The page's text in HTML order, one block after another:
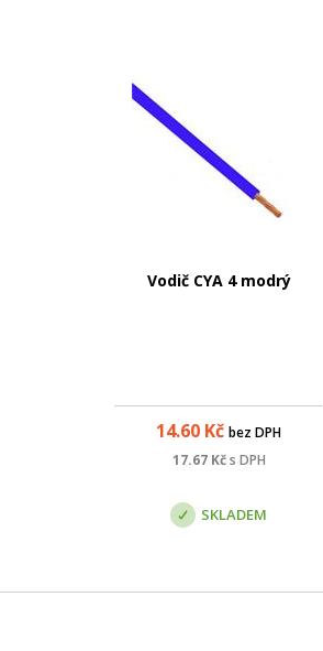
Vodič CYA 4 modrý
14.60 Kč bez DPH
17.67Kčs DPH
SKLADEM